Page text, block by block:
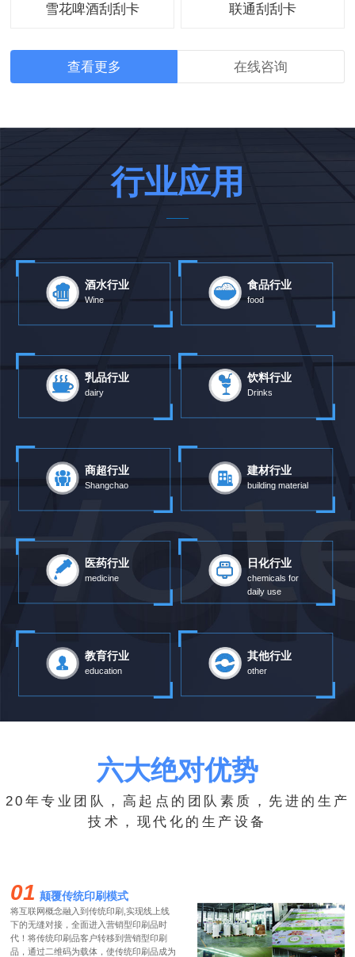
雪花啤酒刮刮卡 联通刮刮卡
查看更多 在线咨询
行业应用
酒水行业
Wine
食品行业
food
乳品行业
dairy
饮料行业
Drinks
商超行业
Shangchao
建材行业
building material
医药行业
medicine
日化行业
chemicals for
daily use
教育行业
education
其他行业
other
六大绝对优势
20年专业团队，高起点的团队素质，先进的生产
技术，现代化的生产设备
01 颠覆传统印刷模式
将互联网概念融入到传统印刷,实现线上线
下的无缝对接，全面进入营销型印刷品时
代！将传统印刷品客户转移到营销型印刷
品，通过二维码为载体，使传统印刷品成为